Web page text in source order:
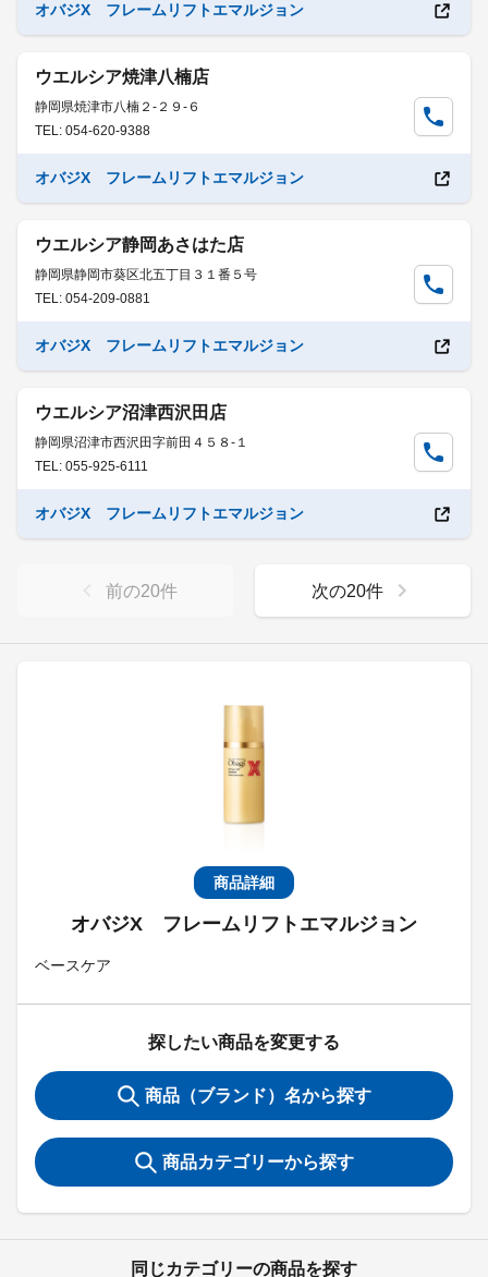
商品詳細
オバジX フレームリフトエマルジョン
ベースケア
探したい商品を変更する
商品（ブランド）名から探す
商品カテゴリーから探す
同じカテゴリーの商品を探す
オバジX フレームリフトエマルジョン
ウエルシア焼津八楠店
静岡県焼津市八楠２-２９-６
TEL: 054-620-9388
オバジX フレームリフトエマルジョン
ウエルシア静岡あさはた店
静岡県静岡市葵区北五丁目３１番５号
TEL: 054-209-0881
オバジX フレームリフトエマルジョン
ウエルシア沼津西沢田店
静岡県沼津市西沢田字前田４５８-１
TEL: 055-925-6111
オバジX フレームリフトエマルジョン
前の20件 次の20件